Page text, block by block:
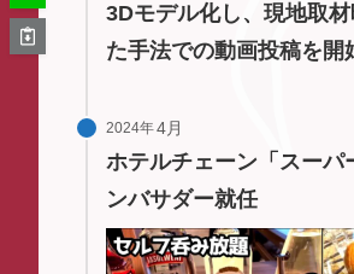
3Dモデル化し、現地取
た手法での動画投稿を開
2024年
ホテルチェーン「スーパ
ンバサダー就任